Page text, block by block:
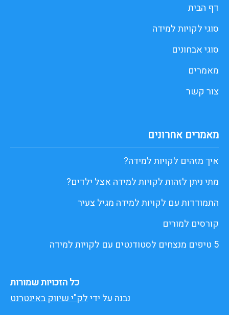
דף הבית
סוגי לקויות למידה
סוגי אבחונים
מאמרים
צור קשר
מאמרים אחרונים
איך מזהים לקויות למידה?
מתי ניתן לזהות לקויות למידה אצל ילדים?
התמודדות עם לקויות למידה מגיל צעיר
קורסים למורים
5 טיפים מנצחים לסטודנטים עם לקויות למידה
כל הזכויות שמורות
נבנה על ידילק"י שיווק באינטרנט